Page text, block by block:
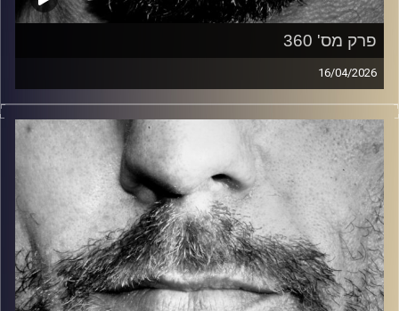
פרק מס' 360
16/04/2026
זיפים, מוזיקה מחוספסת של הופעות חיות. הרבה ג'אם, רוק,
בלוז, bluegrass, ג'אז, Fאנק, פרוגרסיב ואפילו אלקטרוניקה.
כל מה שחי, אמיתי ונושם.
עם שמוליק רגב.
קרדיט תמונות: David Goehring